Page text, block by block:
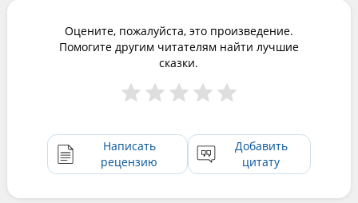
Оцените, пожалуйста, это произведение.
Помогите другим читателям найти лучшие
сказки.
Написать
рецензию
Добавить
цитату